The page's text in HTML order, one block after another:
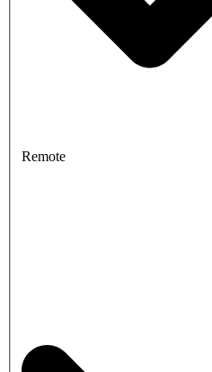
Remote